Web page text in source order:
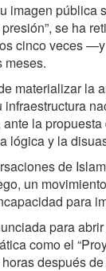
imagen pública
se ha
cinco veces
materializar la
la
lógica y la
de
un
para
para
como el
después